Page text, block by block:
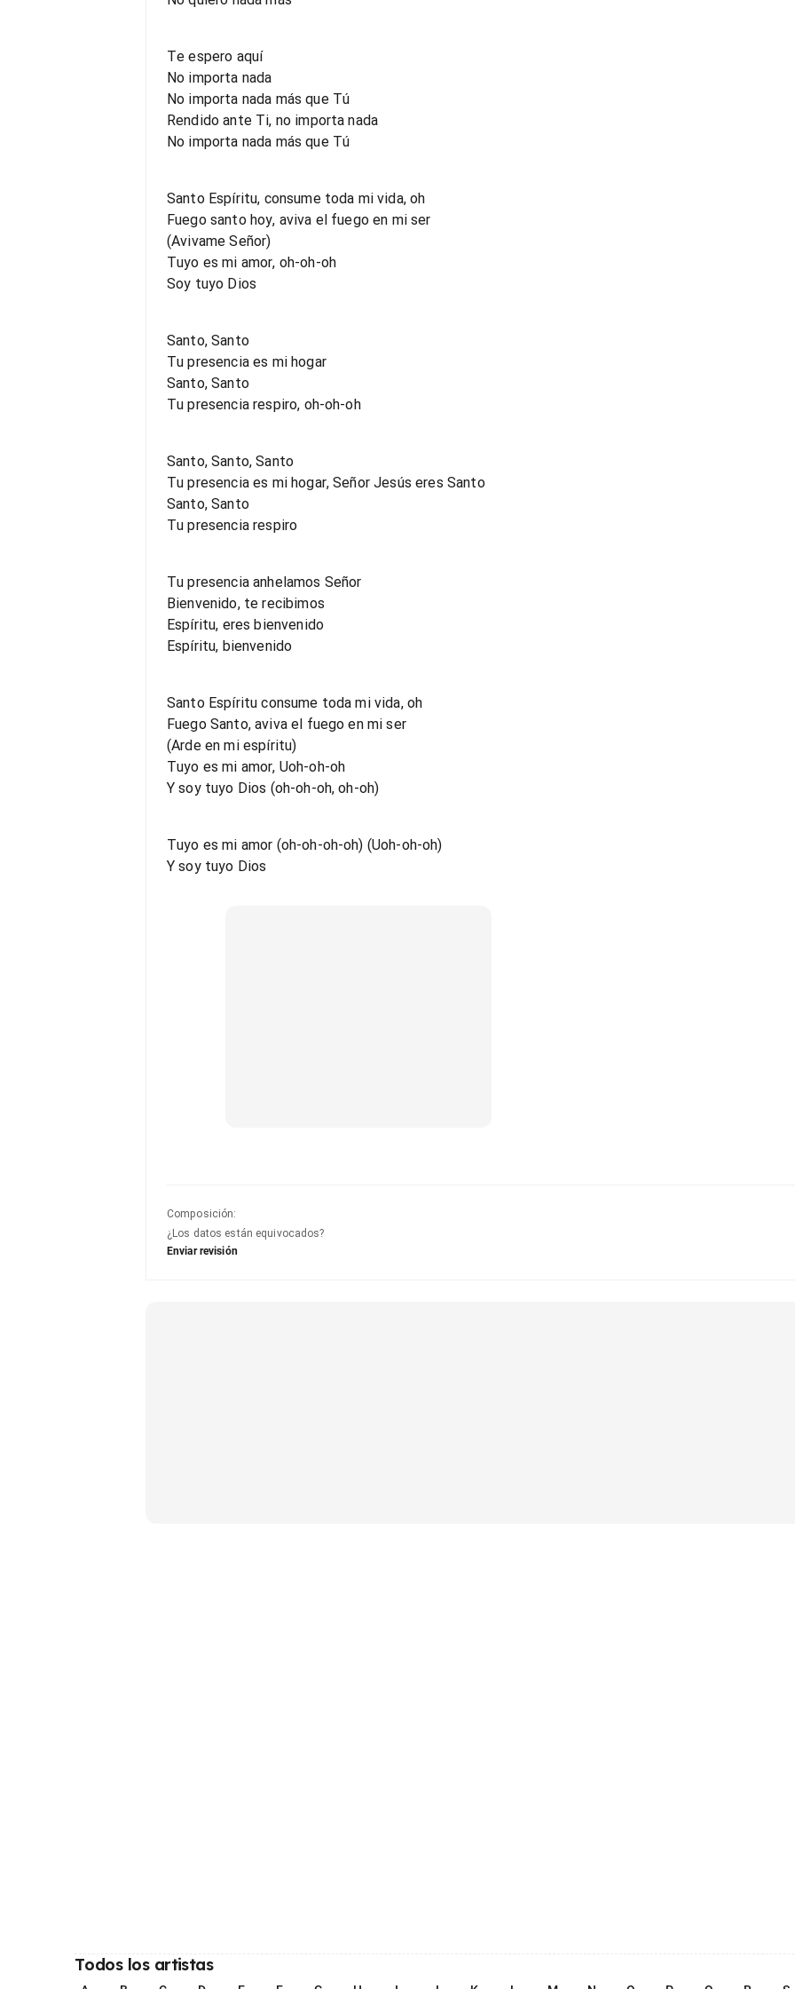
Te espero aquí
No importa nada
No importa nada más que Tú
Rendido ante Ti, no importa nada
No importa nada más que Tú
Santo Espíritu, consume toda mi vida, oh
Fuego santo hoy, aviva el fuego en mi ser
(Avivame Señor)
Tuyo es mi amor, oh-oh-oh
Soy tuyo Dios
Santo, Santo
Tu presencia es mi hogar
Santo, Santo
Tu presencia respiro, oh-oh-oh
Santo, Santo, Santo
Tu presencia es mi hogar, Señor Jesús eres Santo
Santo, Santo
Tu presencia respiro
Tu presencia anhelamos Señor
Bienvenido, te recibimos
Espíritu, eres bienvenido
Espíritu, bienvenido
Santo Espíritu consume toda mi vida, oh
Fuego Santo, aviva el fuego en mi ser
(Arde en mi espíritu)
Tuyo es mi amor, Uoh-oh-oh
Y soy tuyo Dios (oh-oh-oh, oh-oh)
Tuyo es mi amor (oh-oh-oh-oh) (Uoh-oh-oh)
Y soy tuyo Dios
Composición:
¿Los datos están equivocados?
Enviar revisión
Todos los artistas